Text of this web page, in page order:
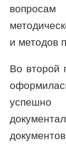
и методов
Во второй
успешно